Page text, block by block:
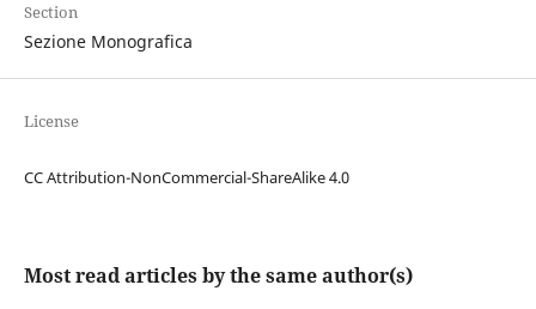
Section
Sezione Monografica
License
CC Attribution-NonCommercial-ShareAlike 4.0
Most read articles by the same author(s)